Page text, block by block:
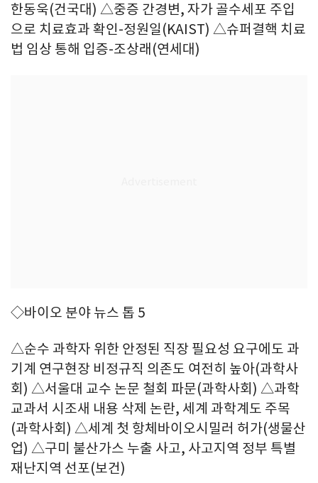
한동욱(건국대) △중증 간경변, 자가 골수세포 주입
으로 치료효과 확인-정원일(KAIST) △슈퍼결핵 치료
법 임상 통해 입증-조상래(연세대)
◇바이오 분야 뉴스 톱 5
△순수 과학자 위한 안정된 직장 필요성 요구에도 과
기계 연구현장 비정규직 의존도 여전히 높아(과학사
회) △서울대 교수 논문 철회 파문(과학사회) △과학
교과서 시조새 내용 삭제 논란, 세계 과학계도 주목
(과학사회) △세계 첫 항체바이오시밀러 허가(생물산
업) △구미 불산가스 누출 사고, 사고지역 정부 특별
재난지역 선포(보건)